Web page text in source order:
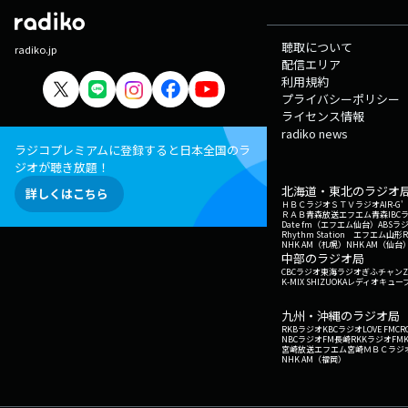
radiko.jp
ラジコプレミアムに登録すると日本全国のラ
ジオが聴き放題！
詳しくはこちら
聴取について
配信エリア
利用規約
プライバシーポリシー
ライセンス情報
radiko news
北海道・東北のラジオ
ＨＢＣラジオＳＴＶラジオAIR-G'
ＲＡＢ青森放送エフエム青森IBC
Date fm（エフエム仙台） ABSラ
Rhythm Station エフエム山形
NHK AM（札幌） NHK AM（仙台
中部のラジオ局
CBCラジオ東海ラジオぎふチャン
K-MIX SHIZUOKAレディオキュー
九州・沖縄のラジオ局
RKBラジオKBCラジオLOVE FM
NBCラジオFM長崎RKKラジオ
宮崎放送エフエム宮崎ＭＢＣラジ
NHK AM（福岡）